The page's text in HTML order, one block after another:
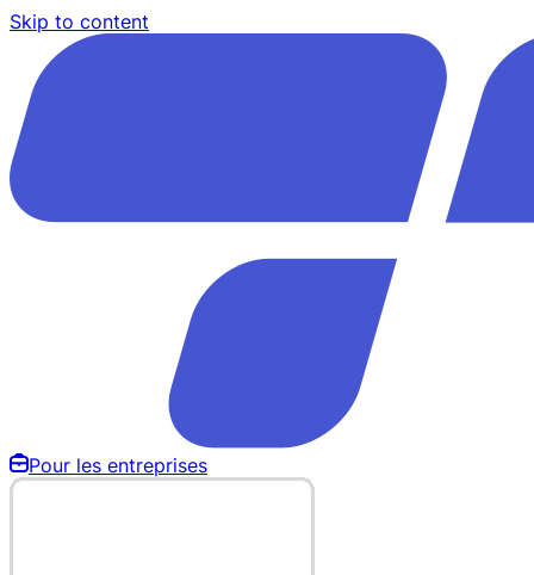
Skip to content
Pour les entreprises